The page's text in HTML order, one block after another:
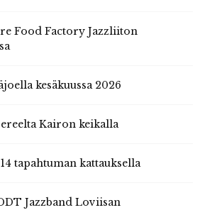
Food Factory Jazzliiton
kesäkuussa 2026
Kairon keikalla
tapahtuman kattauksella
Jazzband Loviisan